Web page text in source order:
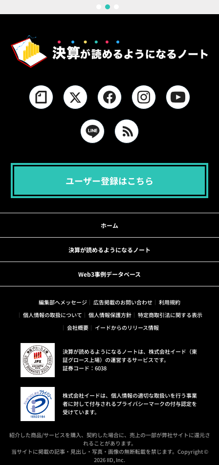
ユーザー登録はこちら
ホーム
決算が読めるようになるノート
Web3事例データベース
編集部へメッセージ 広告掲載のお問い合わせ
利用規約
個人情報の取扱について
個人情報保護方針
特定商取引法に関する表示
会社概要
イードからのリリース情報
決算が読めるようになるノートは、株式会社イード（東
証グロース上場）の運営するサービスです。
証券コード：6038
株式会社イードは、個人情報の適切な取扱いを行う事業
者に対して付与されるプライバシーマークの付与認定を
受けています。
紹介した商品/サービスを購入、契約した場合に、売上の一部が弊社サイトに還元さ
れることがあります。
当サイトに掲載の記事・見出し・写真・画像の無断転載を禁じます。Copyright ©
2026 IID, Inc.